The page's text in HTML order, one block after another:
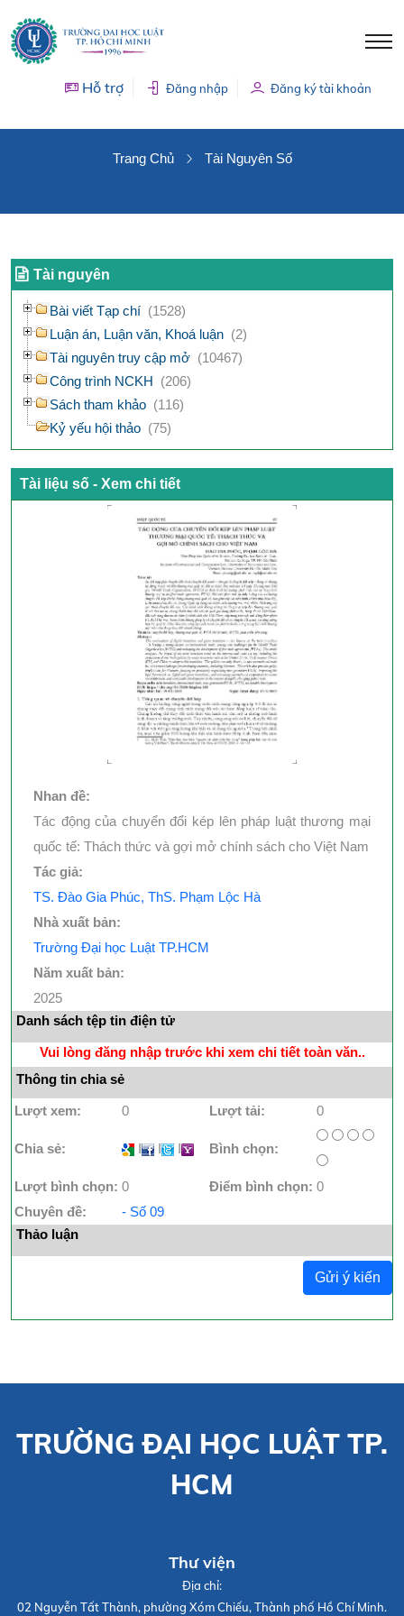
Hỗ trợ Đăng nhập Đăng ký tài khoản
Trang Chủ Tài Nguyên Số
Tài nguyên
Bài viết Tạp chí (1528)
Luận án, Luận văn, Khoá luận (2)
Tài nguyên truy cập mở (10467)
Công trình NCKH (206)
Sách tham khảo (116)
Kỷ yếu hội thảo (75)
Tài liệu số - Xem chi tiết
Nhan đề:
Tác động của chuyển đổi kép lên pháp luật thương mại
quốc tế: Thách thức và gợi mở chính sách cho Việt Nam
Tác giả:
TS. Đào Gia Phúc, ThS. Phạm Lộc Hà
Nhà xuất bản:
Trường Đại học Luật TP.HCM
Năm xuất bản:
2025
Danh sách tệp tin điện tử
Vui lòng đăng nhập trước khi xem chi tiết toàn văn..
Thông tin chia sẻ
Lượt xem: 0 Lượt tải: 0
Chia sẻ: I I I Bình chọn:
Lượt bình chọn: 0 Điểm bình chọn: 0
Chuyên đề:
- Số 09
Thảo luận
Gửi ý kiến
TRƯỜNG ĐẠI HỌC LUẬT TP.
HCM
Thư viện
Địa chỉ:
02 Nguyễn Tất Thành, phường Xóm Chiếu, Thành phố Hồ Chí Minh.